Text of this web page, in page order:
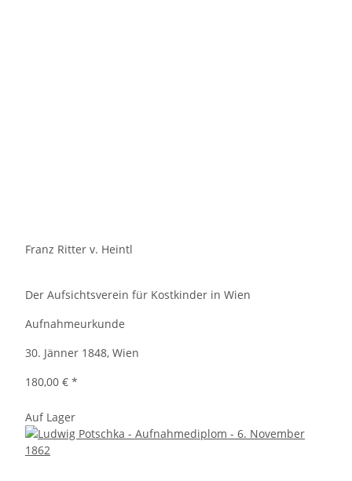
Franz Ritter v. Heintl
Der Aufsichtsverein für Kostkinder in Wien
Aufnahmeurkunde
30. Jänner 1848, Wien
180,00 € *
Auf Lager